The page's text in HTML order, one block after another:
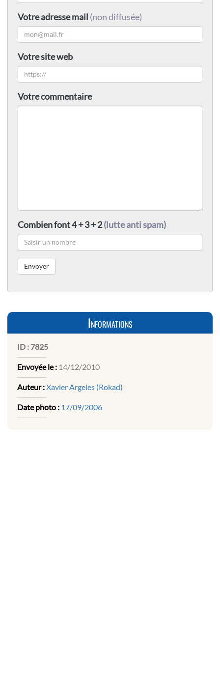
Votre adresse mail (non diffusée)
Votre site web
Votre commentaire
Combien font 4 + 3 + 2(lutte anti spam)
Informations
ID : 7825
Envoyée le : 14/12/2010
Auteur :Xavier Argeles (Rokad)
Date photo : 17/09/2006